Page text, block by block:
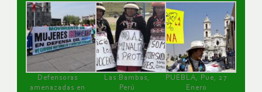
Defensoras
amenazadas en
Las Bambas,
Perú
PUEBLA, Pue, 27
Enero